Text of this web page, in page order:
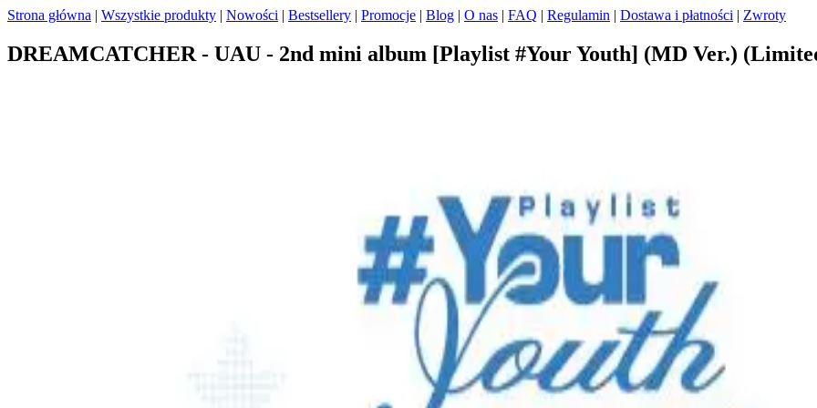
Strona główna | Wszystkie produkty | Nowości | Bestsellery | Promocje | Blog | O nas | FAQ | Regulamin | Dostawa i płatności | Zwroty
DREAMCATCHER - UAU - 2nd mini album [Playlist #Your Youth] (MD Ver.)